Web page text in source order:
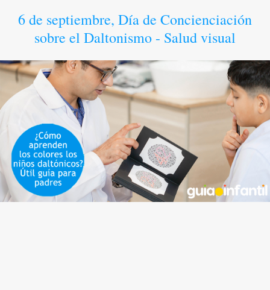
6 de septiembre, Día de Concienciación
sobre el Daltonismo - Salud visual